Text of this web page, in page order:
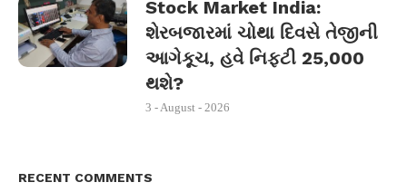
Stock Market India:
શેરબજારમાં ચોથા દિવસે તેજીની
આગેકૂચ, હવે નિફ્ટી 25,000
થશે?
3 - August - 2026
RECENT COMMENTS